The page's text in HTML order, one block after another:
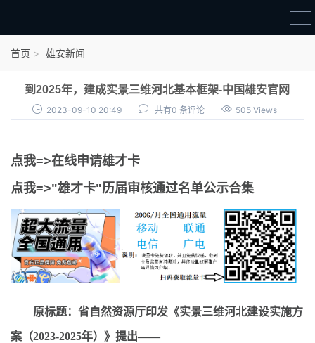
点我申领雄才卡
雄才卡资讯
雄安新闻
首页 雄安新闻
到2025年，建成实景三维河北基本框架-中国雄安官网
2023-09-10 20:49 共有0 条评论 505 Views
点我=>在线申请雄才卡
点我=>"雄才卡"历届审核通过名单公示合集
原标题：省自然资源厅印发《实景三维河北建设实施方
案（2023-2025年）》提出——